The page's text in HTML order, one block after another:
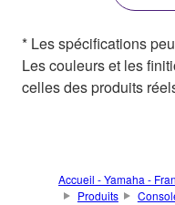
* Les spécifications
Les couleurs et les
celles des produits
Accueil - Yamaha -
Produits